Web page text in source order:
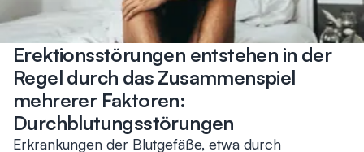
Erektionsstörungen entstehen in der
Regel durch das Zusammenspiel
mehrerer Faktoren:
Durchblutungsstörungen
Erkrankungen der Blutgefäße, etwa durch